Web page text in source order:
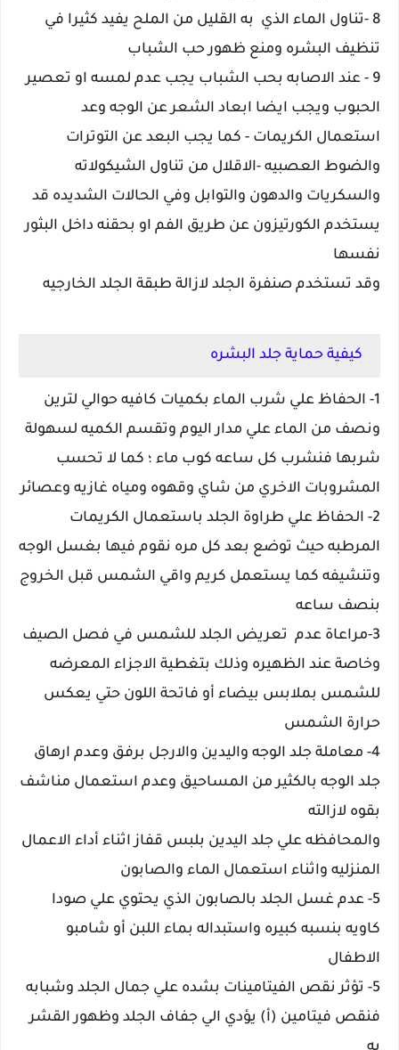
8 -تناول الماء الذي به القليل من الملح يفيد كثيرا في
تنظيف البشره ومنع ظهور حب الشباب
9 - عند الاصابه بحب الشباب يجب عدم لمسه او تعصير
الحبوب ويجب ايضا ابعاد الشعر عن الوجه وعد
استعمال الكريمات - كما يجب البعد عن التوترات
والضوط العصبيه -الاقلال من تناول الشيكولاته
والسكريات والدهون والتوابل وفي الحالات الشديده قد
يستخدم الكورتيزون عن طريق الفم او بحقنه داخل البثور
نفسها
وقد تستخدم صنفرة الجلد لازالة طبقة الجلد الخارجيه
كيفية حماية جلد البشره
1- الحفاظ علي شرب الماء بكميات كافيه حوالي لترين
ونصف من الماء علي مدار اليوم وتقسم الكميه لسهولة
شربها فنشرب كل ساعه كوب ماء ؛ كما لا تحسب
المشروبات الاخري من شاي وقهوه ومياه غازيه وعصائر
2- الحفاظ علي طراوة الجلد باستعمال الكريمات
المرطبه حيث توضع بعد كل مره نقوم فيها بغسل الوجه
وتنشيفه كما يستعمل كريم واقي الشمس قبل الخروج
بنصف ساعه
3-مراعاة عدم تعريض الجلد للشمس في فصل الصيف
وخاصة عند الظهيره وذلك بتغطية الاجزاء المعرضه
للشمس بملابس بيضاء أو فاتحة اللون حتي يعكس
حرارة الشمس
4- معاملة جلد الوجه واليدين والارجل برفق وعدم ارهاق
جلد الوجه بالكثير من المساحيق وعدم استعمال مناشف
بقوه لازالته
والمحافظه علي جلد اليدين بلبس قفاز اثناء أداء الاعمال
المنزليه واثناء استعمال الماء والصابون
5- عدم غسل الجلد بالصابون الذي يحتوي علي صودا
كاويه بنسبه كبيره واستبداله بماء اللبن أو شامبو
الاطفال
5- تؤثر نقص الفيتامينات بشده علي جمال الجلد وشبابه
فنقص فيتامين (أ) يؤدي الي جفاف الجلد وظهور القشر